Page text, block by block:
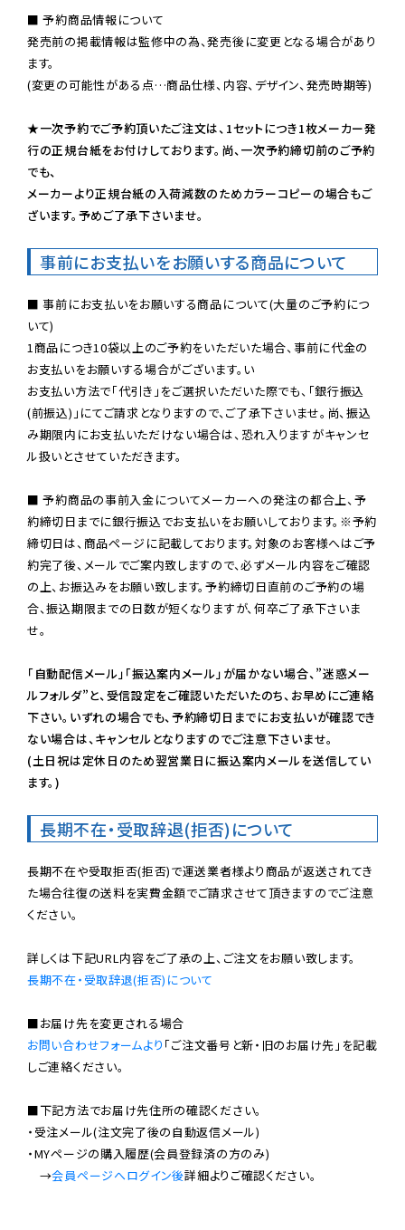
■ 予約商品情報について
発売前の掲載情報は監修中の為、発売後に変更となる場合があり
ます。
(変更の可能性がある点…商品仕様、内容、デザイン、発売時期等)
★一次予約でご予約頂いたご注文は、1セットにつき1枚メーカー発
行の正規台紙をお付けしております。尚、一次予約締切前のご予約
でも、
メーカーより正規台紙の入荷減数のためカラーコピーの場合もご
ざいます。予めご了承下さいませ。
事前にお支払いをお願いする商品について
■ 事前にお支払いをお願いする商品について(大量のご予約につ
いて)
1商品につき10袋以上のご予約をいただいた場合、事前に代金の
お支払いをお願いする場合がございます。い
お支払い方法で「代引き」をご選択いただいた際でも、「銀行振込
(前振込)」にてご請求となりますので、ご了承下さいませ。尚、振込
み期限内にお支払いただけない場合は、恐れ入りますがキャンセ
ル扱いとさせていただきます。
■ 予約商品の事前入金についてメーカーへの発注の都合上、予
約締切日までに銀行振込でお支払いをお願いしております。※予約
締切日は、商品ページに記載しております。対象のお客様へはご予
約完了後、メールでご案内致しますので、必ずメール内容をご確認
の上、お振込みをお願い致します。予約締切日直前のご予約の場
合、振込期限までの日数が短くなりますが、何卒ご了承下さいま
せ。
「自動配信メール」「振込案内メール」が届かない場合、”迷惑メー
ルフォルダ”と、受信設定をご確認いただいたのち、お早めにご連絡
下さい。いずれの場合でも、予約締切日までにお支払いが確認でき
ない場合は、キャンセルとなりますのでご注意下さいませ。
(土日祝は定休日のため翌営業日に振込案内メールを送信してい
ます。)
長期不在・受取辞退(拒否)について
長期不在や受取拒否(拒否)で運送業者様より商品が返送されてき
た場合往復の送料を実費金額でご請求させて頂きますのでご注意
ください。
長期不在・受取辞退(拒否)について
お問い合わせフォームより 「ご注文番号と新・旧のお届け先」を記載
しご連絡ください。
■下記方法でお届け先住所の確認ください。
・受注メール(注文完了後の自動返信メール)
・MYページの購入履歴(会員登録済の方のみ)
→会員ページへログイン後詳細よりご確認ください。